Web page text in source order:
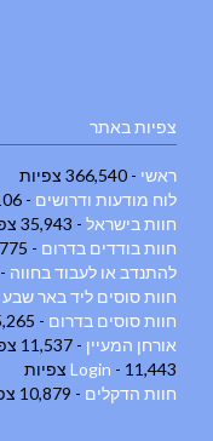
צפיות באתר
ראשי - 366,540 צפיות
לוח מודעות ודרושים - 44,106 צפיות
חוות בישראל - 35,943 צפיות
חוות בודדים בדרום - 33,775 צפיות
להתנדב או לעבוד בחווה - 29,942 צפיות
חוות סוסים ליד באר שבע
חוות סוסים בדרום - 15,265 צפיות
אורחן המעיין - 11,537 צפיות
Login - 11,443 צפיות
חוות הדקלים - 10,879 צפיות